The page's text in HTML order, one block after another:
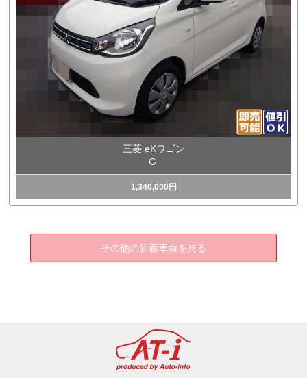
三菱 eKワゴン
G
1,340,000円
その他の新着車両を見る